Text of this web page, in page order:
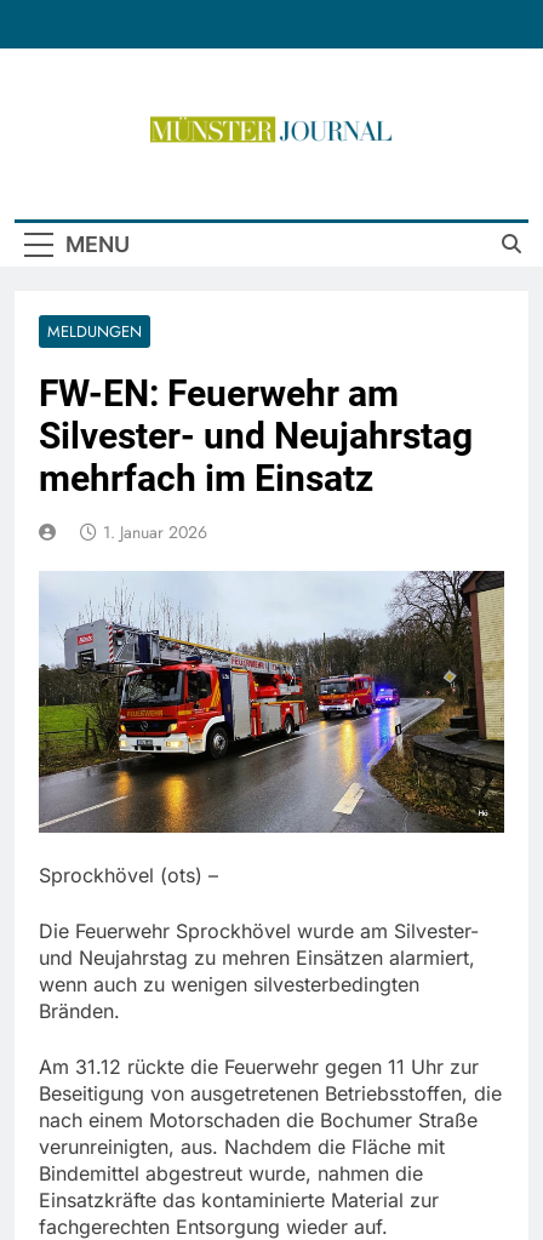
MENU
MELDUNGEN
FW-EN: Feuerwehr am
Silvester- und Neujahrstag
mehrfach im Einsatz
1. Januar 2026
Sprockhövel (ots) –
Die Feuerwehr Sprockhövel wurde am Silvester-
und Neujahrstag zu mehren Einsätzen alarmiert,
wenn auch zu wenigen silvesterbedingten
Bränden.
Am 31.12 rückte die Feuerwehr gegen 11 Uhr zur
Beseitigung von ausgetretenen Betriebsstoffen, die
nach einem Motorschaden die Bochumer Straße
verunreinigten, aus. Nachdem die Fläche mit
Bindemittel abgestreut wurde, nahmen die
Einsatzkräfte das kontaminierte Material zur
fachgerechten Entsorgung wieder auf.